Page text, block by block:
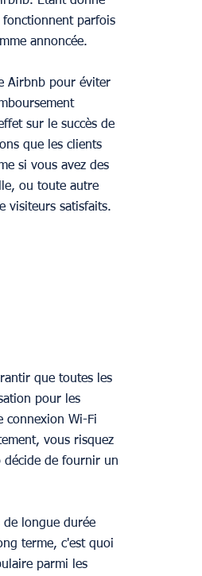
fonctionnent parfois
annoncée.
Airbnb pour éviter
sur le succès de
que les clients
si vous avez des
ou toute autre
visiteurs satisfaits.
que toutes les
pour les
connexion Wi-Fi
vous risquez
décide de fournir un
de longue durée
terme, c'est quoi
parmi les